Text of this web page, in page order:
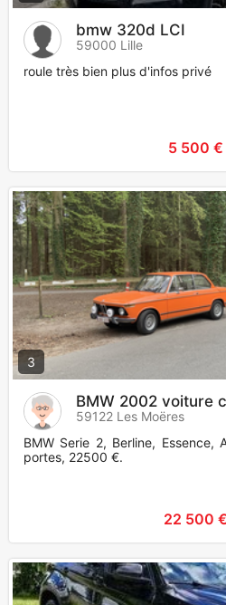
bmw 320d LCI
59000 Lille
roule très bien plus d'infos privé
5 500 €
3
BMW 2002 voiture
59122 Les Moëres
BMW Serie 2, Berline, Essence,
portes, 22500 €.
22 500 €